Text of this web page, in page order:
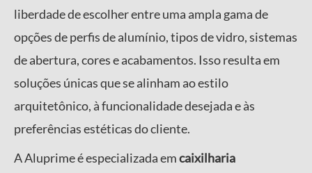
liberdade de escolher entre uma ampla gama de
opções de perfis de alumínio, tipos de vidro, sistemas
de abertura, cores e acabamentos. Isso resulta em
soluções únicas que se alinham ao estilo
arquitetônico, à funcionalidade desejada e às
preferências estéticas do cliente.
A Aluprime é especializada emcaixilharia